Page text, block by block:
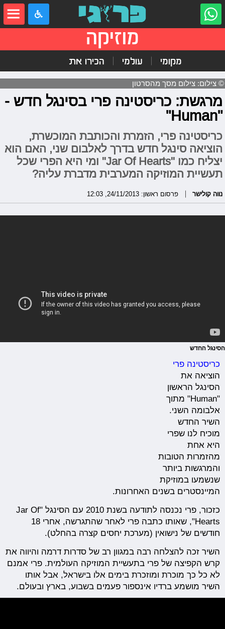
מוזיקה
מקומי עולמי הכירו את
© צילום: צילום מסך מהסרטון
מרגשת: כריסטינה פרי בסינגל חדש -
"Human"
כריסטינה פרי, הזמרת והכותבת המוכשרת,
הוציאה סינגל חדש בדרך לאלבום שני, האם הוא
יצליח כמו "Jar Of Hearts" ומי היא הפרי שכל
תעשיית המוזיקה המערבית מדברת עליה?
נווה קולישר פרסום ראשון: 24/11/2013, 12:03
הסינגל החדש
כריסטינה פרי
הוציאה את
הסינגל הראשון
"Human" מתוך
אלבומה השני.
השיר החדש
מוכיח לנו שפרי
היא אחת
מהזמרות הטובות
והמרגשות ביותר
שנשמעו במוזיקת
המיינסטרים בשנים האחרונות.
כזכור, פרי נכנסה לתודעה בשנת 2010 עם הסינגל "Jar Of
Hearts", שאותו כתבה פרי לאחר שהתגרשה, אחרי 18
חודשים של נישואין (מערכת יחסים קצרה בהחלט).
השיר זכה להצלחה רבה במגוון רב של סדרות דרמה והיווה את
קרש הקפיצה של פרי בתעשיית המוזיקה העולמית. פרי אמנם
לא כל כך מוכרת ומוזכרת בימים אלו בישראל, אבל אותו
השיר מושמע ברדיו אינספור פעמים בשבוע, בארץ ובעולם.